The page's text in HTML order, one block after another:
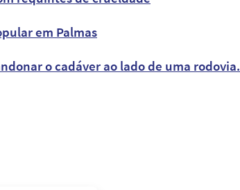
em Palmas
o cadáver ao lado de uma